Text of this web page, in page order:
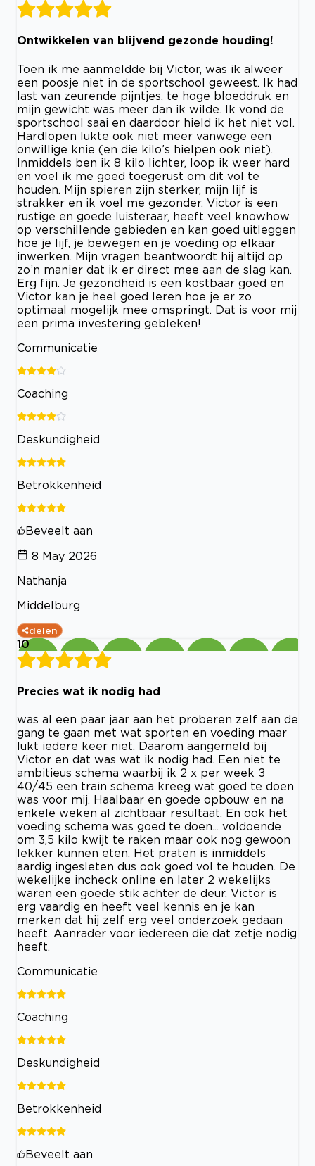
Ontwikkelen van blijvend gezonde houding!
Toen ik me aanmeldde bij Victor, was ik alweer
een poosje niet in de sportschool geweest. Ik had
last van zeurende pijntjes, te hoge bloeddruk en
mijn gewicht was meer dan ik wilde. Ik vond de
sportschool saai en daardoor hield ik het niet vol.
Hardlopen lukte ook niet meer vanwege een
onwillige knie (en die kilo’s hielpen ook niet).
Inmiddels ben ik 8 kilo lichter, loop ik weer hard
en voel ik me goed toegerust om dit vol te
houden. Mijn spieren zijn sterker, mijn lijf is
strakker en ik voel me gezonder. Victor is een
rustige en goede luisteraar, heeft veel knowhow
op verschillende gebieden en kan goed uitleggen
hoe je lijf, je bewegen en je voeding op elkaar
inwerken. Mijn vragen beantwoordt hij altijd op
zo’n manier dat ik er direct mee aan de slag kan.
Erg fijn. Je gezondheid is een kostbaar goed en
Victor kan je heel goed leren hoe je er zo
optimaal mogelijk mee omspringt. Dat is voor mij
een prima investering gebleken!
Communicatie
Coaching
Deskundigheid
Betrokkenheid
Beveelt aan
8 May 2026
Nathanja
Middelburg
delen
10
Precies wat ik nodig had
was al een paar jaar aan het proberen zelf aan de
gang te gaan met wat sporten en voeding maar
lukt iedere keer niet. Daarom aangemeld bij
Victor en dat was wat ik nodig had. Een niet te
ambitieus schema waarbij ik 2 x per week ±
40/45 een train schema kreeg wat goed te doen
was voor mij. Haalbaar en goede opbouw en na
enkele weken al zichtbaar resultaat. En ook het
voeding schema was goed te doen... voldoende
om 3,5 kilo kwijt te raken maar ook nog gewoon
lekker kunnen eten. Het praten is inmiddels
aardig ingesleten dus ook goed vol te houden. De
wekelijke incheck online en later 2 wekelijks
waren een goede stik achter de deur. Victor is
erg vaardig en heeft veel kennis en je kan
merken dat hij zelf erg veel onderzoek gedaan
heeft. Aanrader voor iedereen die dat zetje nodig
heeft.
Communicatie
Coaching
Deskundigheid
Betrokkenheid
Beveelt aan